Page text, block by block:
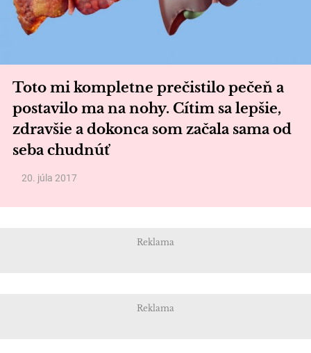
Toto mi kompletne prečistilo pečeň a
postavilo ma na nohy. Cítim sa lepšie,
zdravšie a dokonca som začala sama od
seba chudnúť
20. júla 2017
Reklama
Reklama